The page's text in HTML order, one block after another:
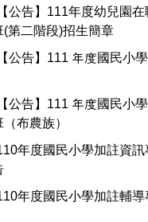
【公告】111年度幼兒園
(第二階段)招生簡章
【公告】111 年度國民小
【公告】111 年度國民小
布農族）
年度國民小學加註資
年度國民小學加註輔